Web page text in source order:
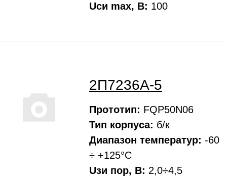
Uси max, В: 100
2П7236А-5
Прототип: FQP50N06
Тип корпуса: б/к
Диапазон температур: -60
÷ +125°С
Uзи пор, В: 2,0÷4,5